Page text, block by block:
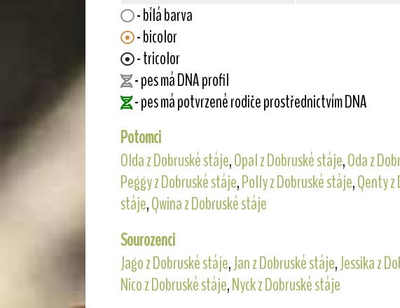
- bílá barva
- bicolor
- tricolor
- pes má DNA profil
- pes má potvrzené rodiče prostřednictvím DNA
Potomci
Olda z Dobruské stáje,Opal z Dobruské stáje,Oda z
Peggy z Dobruské stáje,Polly z Dobruské stáje,Qenty
stáje,Qwina z Dobruské stáje
Sourozenci
Jago z Dobruské stáje,Jan z Dobruské stáje,Jessika z
Nico z Dobruské stáje,Nyck z Dobruské stáje